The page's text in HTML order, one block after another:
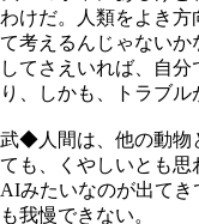
わけだ。人類をよき
て考えるんじゃないか
してさえいれば、自
り、しかも、トラブル
武◆人間は、他の動物
ても、くやしいとも思
AIみたいなのが出て
も我慢できない。